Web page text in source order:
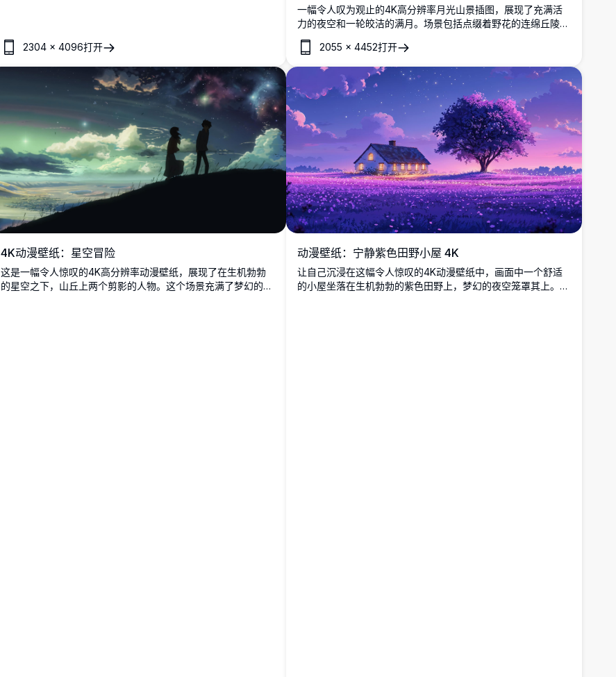
2304 ×4096打开
一幅令人叹为观止的4K高分辨率月光山景插图，展现了充满活
力的夜空和一轮皎洁的满月。场景包括点缀着野花的连绵丘陵、
闪烁着村庄灯光的宁静山谷，以及在星光闪烁的紫色夜空下巍峨
的山脉。适合热爱自然和艺术的爱好者，寻找令人惊叹的高品质
数字艺术品作为壁纸或印刷品。
2055 × 4452打开
4K动漫壁纸：星空冒险
这是一幅令人惊叹的4K高分辨率动漫壁纸，展现了在生机勃勃
的星空之下，山丘上两个剪影的人物。这个场景充满了梦幻的云
动漫壁纸：宁静紫色田野小屋 4K
让自己沉浸在这幅令人惊叹的4K动漫壁纸中，画面中一个舒适
的小屋坐落在生机勃勃的紫色田野上，梦幻的夜空笼罩其上。一